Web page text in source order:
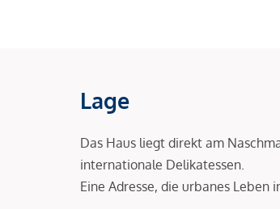
Lage
Das Haus liegt direkt am
internationale Delikatessen.
Eine Adresse, die urbanes Leben